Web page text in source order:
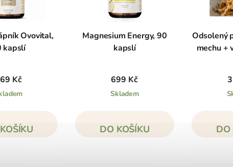
Ovovital,
kapslí
Kč
Magnesium Energy, 90
kapslí
699 Kč
Skladem
DO KOŠÍKU
Odsolený
mechu +
DO